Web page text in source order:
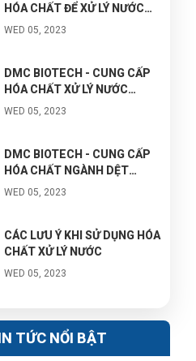
HÓA CHẤT ĐỂ XỬ LÝ NƯỚC
THẢI CÔNG NGHIỆP MẠNH -
WED 05, 2023
DMC BIOTECH - CUNG CẤP
HÓA CHẤT XỬ LÝ NƯỚC
TRONG NUÔI TRỒNG THỦY
WED 05, 2023
DMC BIOTECH - CUNG CẤP
HÓA CHẤT NGÀNH DỆT
NHUỘM MIỀN NAM, MIỀN
WED 05, 2023
CÁC LƯU Ý KHI SỬ DỤNG HÓA
CHẤT XỬ LÝ NƯỚC
WED 05, 2023
CHẤT CÔNG NGHIỆP NHƯNG
KHÔNG BIẾT NHẬP HÀNG GIÁ
WED 05, 2023
TỨC NỔI BẬT